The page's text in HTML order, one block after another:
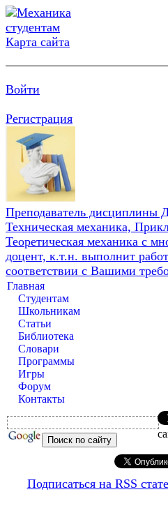
Карта сайта
Войти
Регистрация
Преподаватель дисциплины
Техническая механика,
Теоретическая механика с
доцент, к.т.н. выполнит
соответствии с Вашими
Главная
Студентам
Школьникам
Статьи
Библиотека
Словари
Программы
Игры
Форум
Контакты
Подписаться на RSS